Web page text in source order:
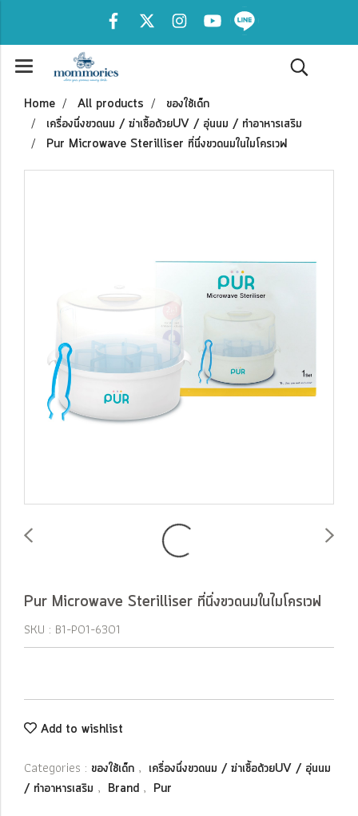
Home All products
ของใช้เด็ก
เครื่องนึ่งขวดนม / ฆ่าเชื้อด้วยUV / อุ่นนม / ทำอาหารเสริม
Pur Microwave Sterilliser ที่นึ่งขวดนมในไมโครเวฟ
Pur Microwave Sterilliser ที่นึ่งขวดนมในไมโครเวฟ
SKU : B1-P01-6301
Add to wishlist
Categories : ของใช้เด็ก , เครื่องนึ่งขวดนม / ฆ่าเชื้อด้วยUV / อุ่นนม
/ ทำอาหารเสริม , Brand , Pur